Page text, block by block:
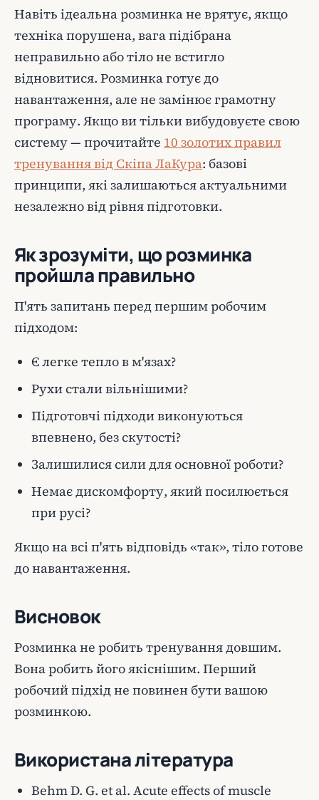
Навіть ідеальна розминка не врятує, якщо
техніка порушена, вага підібрана
неправильно або тіло не встигло
відновитися. Розминка готує до
навантаження, але не замінює грамотну
програму. Якщо ви тільки вибудовуєте свою
систему — прочитайте 10 золотих правил
тренування від Скіпа ЛаКура: базові
принципи, які залишаються актуальними
незалежно від рівня підготовки.
Як зрозуміти, що розминка
пройшла правильно
П'ять запитань перед першим робочим
підходом:
Є легке тепло в м'язах?
Рухи стали вільнішими?
Підготовчі підходи виконуються
впевнено, без скутості?
Залишилися сили для основної роботи?
Немає дискомфорту, який посилюється
при русі?
Якщо на всі п'ять відповідь «так», тіло готове
до навантаження.
Висновок
Розминка не робить тренування довшим.
Вона робить його якіснішим. Перший
робочий підхід не повинен бути вашою
розминкою.
Використана література
Behm D. G. et al. Acute effects of muscle